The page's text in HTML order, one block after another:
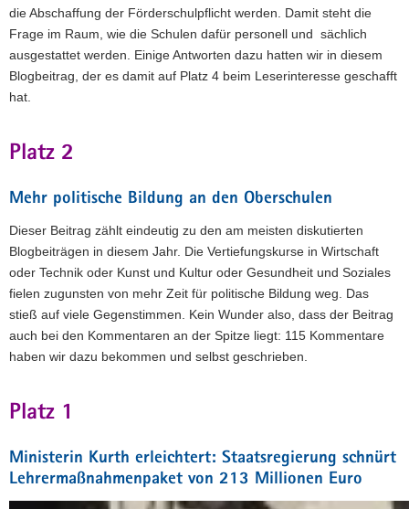
die Abschaffung der Förderschulpflicht werden. Damit steht die
Frage im Raum, wie die Schulen dafür personell und sächlich
ausgestattet werden. Einige Antworten dazu hatten wir in diesem
Blogbeitrag, der es damit auf Platz 4 beim Leserinteresse geschafft
hat.
Platz 2
Mehr politische Bildung an den Oberschulen
Dieser Beitrag zählt eindeutig zu den am meisten diskutierten
Blogbeiträgen in diesem Jahr. Die Vertiefungskurse in Wirtschaft
oder Technik oder Kunst und Kultur oder Gesundheit und Soziales
fielen zugunsten von mehr Zeit für politische Bildung weg. Das
stieß auf viele Gegenstimmen. Kein Wunder also, dass der Beitrag
auch bei den Kommentaren an der Spitze liegt: 115 Kommentare
haben wir dazu bekommen und selbst geschrieben.
Platz 1
Ministerin Kurth erleichtert: Staatsregierung schnürt
Lehrermaßnahmenpaket von 213 Millionen Euro